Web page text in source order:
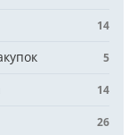
14
5
14
26